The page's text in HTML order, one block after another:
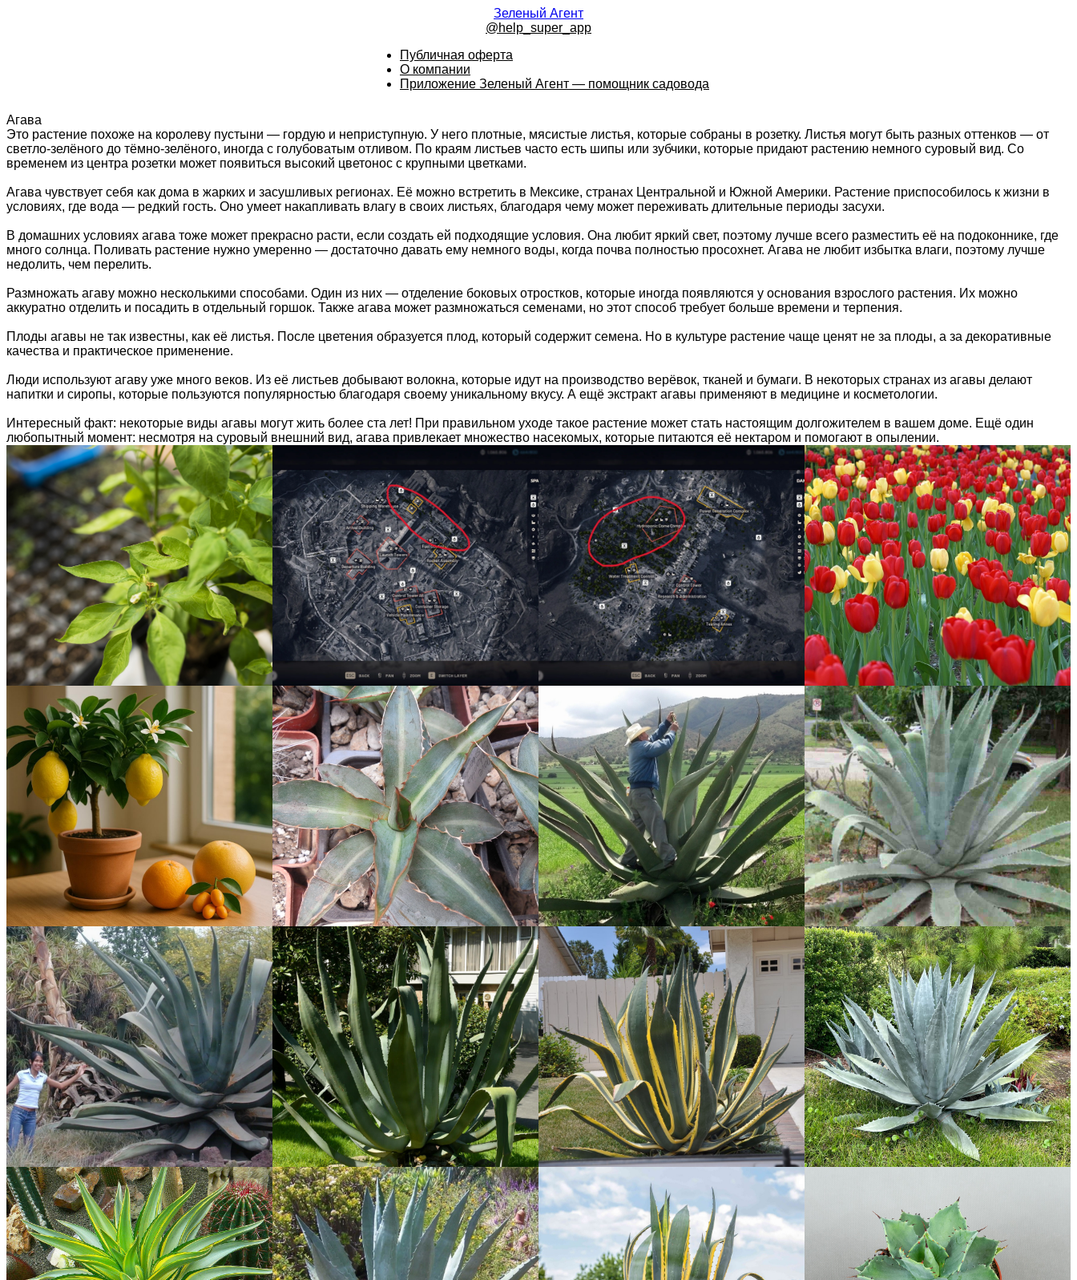
Зеленый Агент
@help_super_app
Публичная оферта
О компании
Приложение Зеленый Агент — помощник садовода
Агава
Это растение похоже на королеву пустыни — гордую и неприступную. У него плотные, мясистые листья, которые собраны в розетку. Листья могут быть разных оттенков — от
светло-зелёного до тёмно-зелёного, иногда с голубоватым отливом. По краям листьев часто есть шипы или зубчики, которые придают растению немного суровый вид. Со
временем из центра розетки может появиться высокий цветонос с крупными цветками.
Агава чувствует себя как дома в жарких и засушливых регионах. Её можно встретить в Мексике, странах Центральной и Южной Америки. Растение приспособилось к жизни в
условиях, где вода — редкий гость. Оно умеет накапливать влагу в своих листьях, благодаря чему может переживать длительные периоды засухи.
В домашних условиях агава тоже может прекрасно расти, если создать ей подходящие условия. Она любит яркий свет, поэтому лучше всего разместить её на подоконнике, где
много солнца. Поливать растение нужно умеренно — достаточно давать ему немного воды, когда почва полностью просохнет. Агава не любит избытка влаги, поэтому лучше
недолить, чем перелить.
Размножать агаву можно несколькими способами. Один из них — отделение боковых отростков, которые иногда появляются у основания взрослого растения. Их можно
аккуратно отделить и посадить в отдельный горшок. Также агава может размножаться семенами, но этот способ требует больше времени и терпения.
Плоды агавы не так известны, как её листья. После цветения образуется плод, который содержит семена. Но в культуре растение чаще ценят не за плоды, а за декоративные
качества и практическое применение.
Люди используют агаву уже много веков. Из её листьев добывают волокна, которые идут на производство верёвок, тканей и бумаги. В некоторых странах из агавы делают
напитки и сиропы, которые пользуются популярностью благодаря своему уникальному вкусу. А ещё экстракт агавы применяют в медицине и косметологии.
Интересный факт: некоторые виды агавы могут жить более ста лет! При правильном уходе такое растение может стать настоящим долгожителем в вашем доме. Ещё один
любопытный момент: несмотря на суровый внешний вид, агава привлекает множество насекомых, которые питаются её нектаром и помогают в опылении.